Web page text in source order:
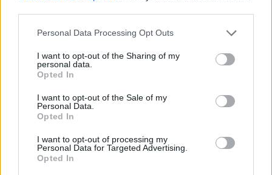
Personal Data Processing Opt Outs
I want to opt-out of the Sharing of my
personal data.
Opted In
I want to opt-out of the Sale of my
Personal Data.
Opted In
I want to opt-out of processing my
Personal Data for Targeted Advertising.
Opted In